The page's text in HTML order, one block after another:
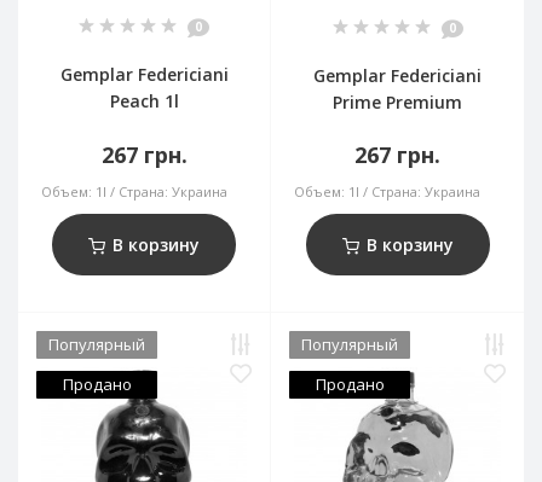
0
Gemplar Federiciani
Peach 1l
267 грн.
Объем: 1l Страна: Украина
В корзину
0
Gemplar Federiciani
Prime Premium
267 грн.
Объем: 1l Страна: Украина
В корзину
Популярный
Продано
Популярный
Продано